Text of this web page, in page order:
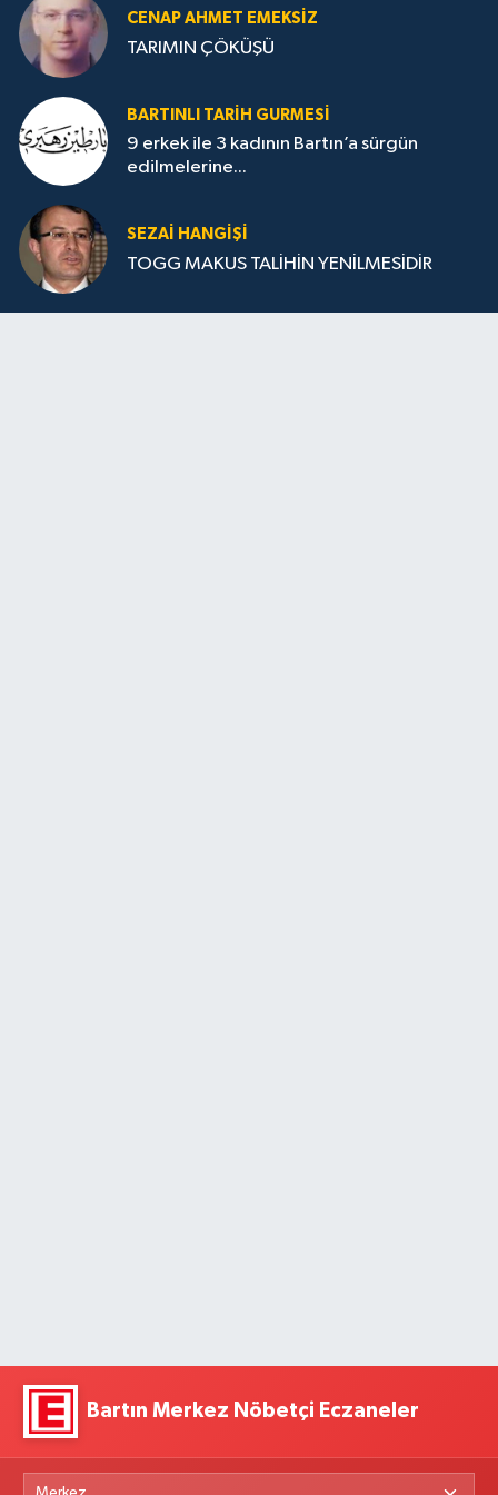
CENAP AHMET EMEKSİZ
TARIMIN ÇÖKÜŞÜ
BARTINLI TARIH GURMESI
9 erkek ile 3 kadının Bartın’a sürgün
edilmelerine...
SEZAI HANGİŞİ
TOGG MAKUS TALİHİN YENİLMESİDİR
Bartın Merkez Nöbetçi Eczaneler